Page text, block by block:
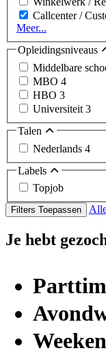
Callcenter /
Meer...
Opleidingsniveaus
Middelbare
MBO 4
HBO 3
Universiteit 3
Talen
Nederlands 4
Labels
Topjob
Filters Toepassen
Je hebt